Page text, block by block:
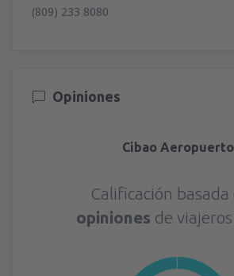
(809) 233 8080
Opiniones
Cibao Aeropuerto
Calificación basada
opiniones de